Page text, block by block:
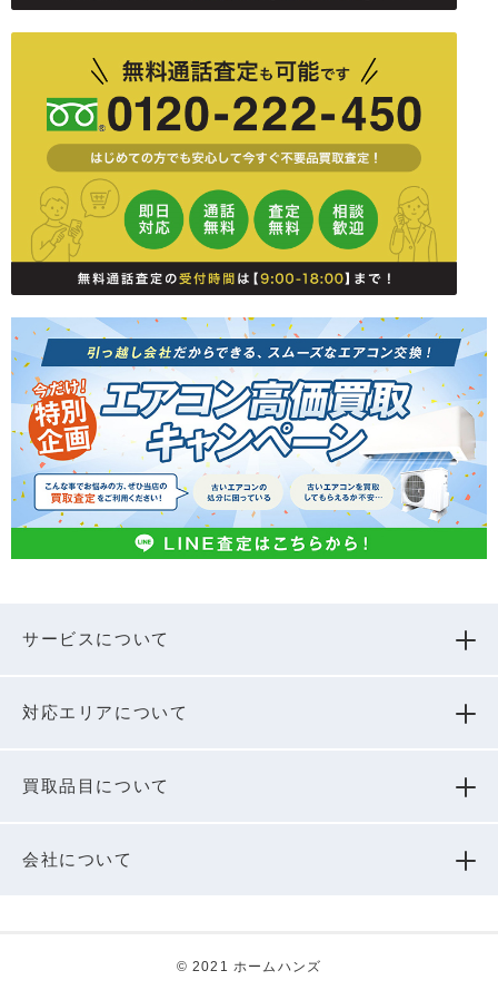
サービスについて
対応エリアについて
買取品⽬について
会社について
© 2021 ホームハンズ